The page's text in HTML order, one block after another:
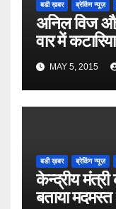
बडी ख़बर ब्रेकिंग न्यूज़
अनिल विज
वार में
MAY 5, 2015
बडी ख़बर ब्रेकिंग न्यूज़
केन्द्रीय
बताया मदमस्त